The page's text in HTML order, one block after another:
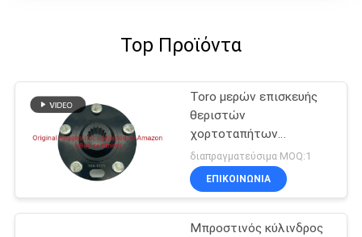
Top Προϊόντα
Toro μερών επισκευής
θεριστών
χορτοταπήτων
πλημνών G104-1675
κατάλληλο όχημα
πολλαπλών χρήσεων
διαπραγματεύσιμα MOQ:1
ΕΠΙΚΟΙΝΩΝΊΑ
Μπροστινός κύλινδρος